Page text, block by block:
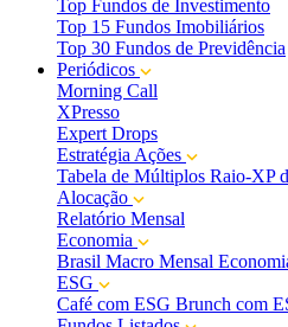
Top Fundos de Investimento
Top 15 Fundos Imobiliários
Top 30 Fundos de Previdência
Periódicos
Morning Call
XPresso
Expert Drops
Estratégia Ações
Tabela de Múltiplos Raio-XP
Alocação
Relatório Mensal
Economia
Brasil Macro Mensal
ESG
Café com ESG Brunch com